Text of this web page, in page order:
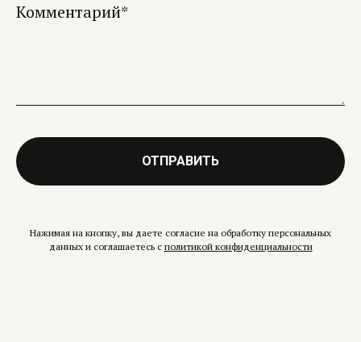
Комментарий*
ОТПРАВИТЬ
Нажимая на кнопку, вы даете согласие на обработку персональных
данных и соглашаетесь c политикой конфиденциальности